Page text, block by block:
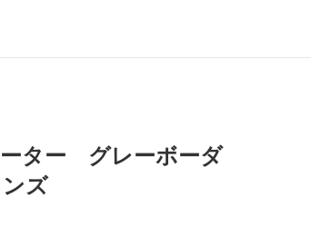
ーター グレーボーダ
ズ